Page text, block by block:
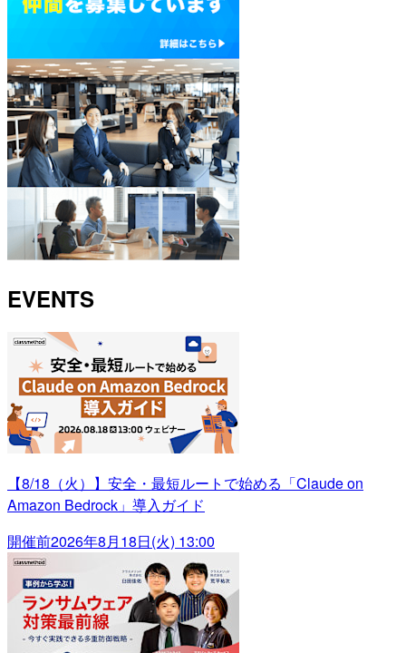
EVENTS
【8/18（火）】安全・最短ルートで始める「Claude on
Amazon Bedrock」導入ガイド
開催前2026年8月18日(火) 13:00